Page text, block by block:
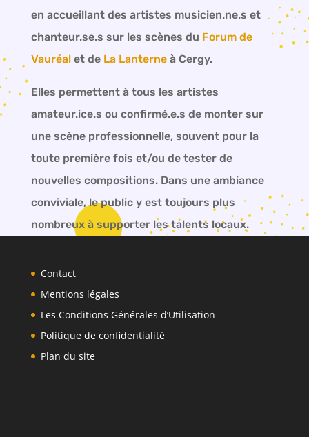
en accueillant des artistes musicien.ne.s et
chanteur.se.s sur les scènes du Forum de
Vauréalet de La Lanterneà Cergy.
Elles permettent à tous les artistes
amateur.ice.s ou confirmé.e.s de monter sur
une scène professionnelle, souvent pour la
toute première fois et/ou de tester de
nouvelles compositions. Dans une ambiance
conviviale, le public y est toujours plus
nombreux à supporter les talents locaux.
Contact
Mentions légales
Les Conditions Générales d’Utilisation
Politique de confidentialité
Plan du site